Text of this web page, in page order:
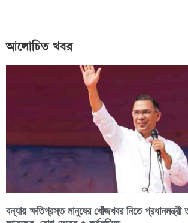
আলোচিত খবর
বন্যায় ক্ষতিগ্রস্ত মানুষের খোঁজখবর নিতে প্রধানমন্ত্রী